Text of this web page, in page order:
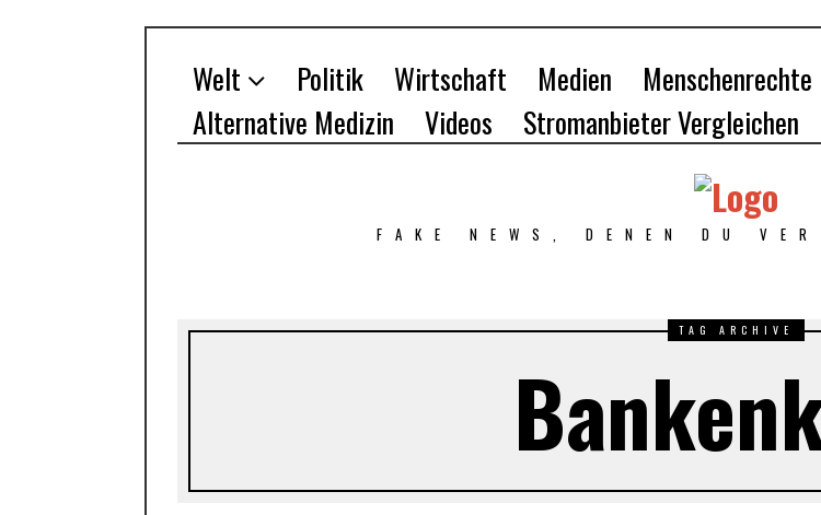
Welt Politik Wirtschaft Medien Menschenrechte
Alternative Medizin
Videos Stromanbieter Vergleichen
FAKE NEWS, DENEN DU
TAG ARCHIVE